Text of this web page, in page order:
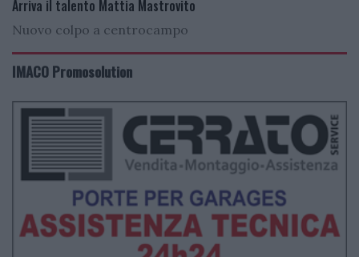
Arriva il talento Mattia Mastrovito
Nuovo colpo a centrocampo
IMACO Promosolution